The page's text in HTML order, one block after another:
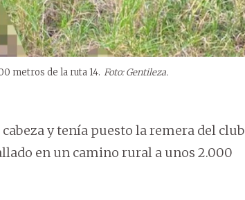
metros de la ruta 14. Foto: Gentileza.
y tenía puesto la remera del club
en un camino rural a unos 2.000